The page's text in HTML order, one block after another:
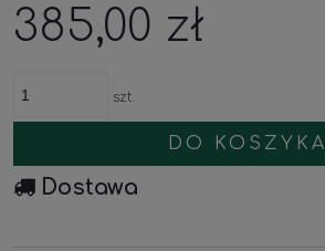
385,00 zł
szt.
DO KOSZYKA
Dostawa